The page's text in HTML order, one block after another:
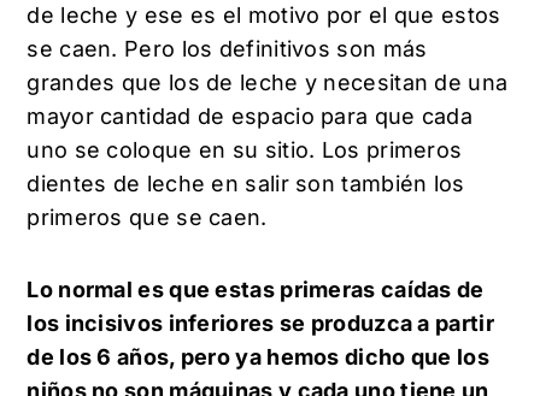
de leche y ese es el motivo por el que estos
se caen. Pero los definitivos son más
grandes que los de leche y necesitan de una
mayor cantidad de espacio para que cada
uno se coloque en su sitio. Los primeros
dientes de leche en salir son también los
primeros que se caen.
Lo normal es que estas primeras caídas de
los incisivos inferiores se produzca a partir
de los 6 años, pero ya hemos dicho que los
niños no son máquinas y cada uno tiene un